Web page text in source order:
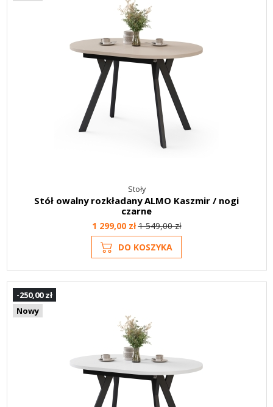
Stoły
Stół owalny rozkładany ALMO Kaszmir / nogi
czarne
1 299,00 zł1 549,00 zł
DO KOSZYKA
-250,00 zł
Nowy